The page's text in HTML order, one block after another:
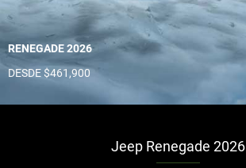
RENEGADE 2026
DESDE $461,900
Jeep Renegade 2026